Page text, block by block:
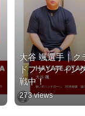
大谷 颯選手｜ク
ドファンディン
戦中！
273 views